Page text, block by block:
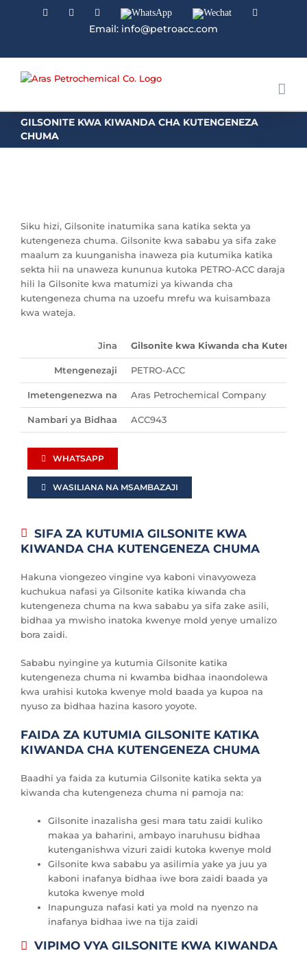
FacebookLinkedinInstagramWhatsApp Wechat
Email: info@petroacc.com
GILSONITE KWA KIWANDA CHA KUTENGENEZA
CHUMA
Siku hizi, Gilsonite inatumika sana katika sekta ya
kutengeneza chuma. Gilsonite kwa sababu ya sifa zake
maalum za kuunganisha inaweza pia kutumika katika
sekta hii na unaweza kununua kutoka PETRO-ACC daraja
hili la Gilsonite kwa matumizi ya kiwanda cha
kutengeneza chuma na uzoefu mrefu wa kuisambaza
kwa wateja.
Jina Gilsonite kwa Kiwanda cha
Mtengenezaji PETRO-ACC
Imetengenezwa na Aras Petrochemical Company
Nambari ya Bidhaa ACC943
WHATSAPP
WASILIANA NA MSAMBAZAJI
SIFA ZA KUTUMIA GILSONITE KWA
KIWANDA CHA KUTENGENEZA CHUMA
Hakuna viongezeo vingine vya kaboni vinavyoweza
kuchukua nafasi ya Gilsonite katika kiwanda cha
kutengeneza chuma na kwa sababu ya sifa zake asili,
bidhaa ya mwisho inatoka kwenye mold yenye umalizo
bora zaidi.
Sababu nyingine ya kutumia Gilsonite katika
kutengeneza chuma ni kwamba bidhaa inaondolewa
kwa urahisi kutoka kwenye mold baada ya kupoa na
nyuso za bidhaa hazina kasoro yoyote.
FAIDA ZA KUTUMIA GILSONITE KATIKA
KIWANDA CHA KUTENGENEZA CHUMA
Baadhi ya faida za kutumia Gilsonite katika sekta ya
kiwanda cha kutengeneza chuma ni pamoja na:
Gilsonite inazalisha gesi mara tatu zaidi kuliko
makaa ya baharini, ambayo inaruhusu bidhaa
kutenganishwa vizuri zaidi kutoka kwenye mold
Gilsonite kwa sababu ya asilimia yake ya juu ya
kaboni inafanya bidhaa iwe bora zaidi baada ya
kutoka kwenye mold
Inapunguza nafasi kati ya mold na nyenzo na
inafanya bidhaa iwe na tija zaidi
VIPIMO VYA GILSONITE KWA KIWANDA